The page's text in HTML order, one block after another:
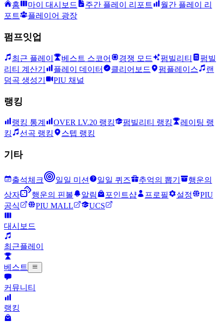
홈 마이 대시보드 주간 플레이 리포트
월간 플레이 리
포트
플레이어 광장
펌프잇업
최근 플레이 베스트 스코어 경쟁 모드 펌빌리티
펌빌
리티 계산기
플레이 데이터 클리어보드 펌플레이스
랜
덤곡 생성기
PIU 채널
랭킹
랭킹 통계 OVER LV.20 랭킹 펌빌리티 랭킹
레이팅 랭
킹
선곡 랭킹 스텝 랭킹
기타
출석체크 일일 미션 일일 퀴즈 추억의 뽑기
행운의
상자
행운의 핀볼 알림 포인트샵 프로필 설정
PIU
공식
PIU MALL UCS
대시보드
최근플레이
베스트
커뮤니티
랭킹